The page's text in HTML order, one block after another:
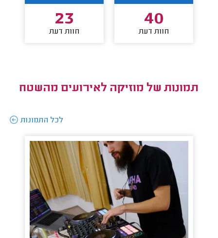
40
חוות דעת
23
חוות דעת
תמונות של מוזיקה לאירועים מהשטח
לכל התמונות